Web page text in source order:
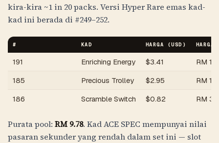
kira-kira ~1 in 20 packs. Versi Hyper Rare emas kad-
kad ini berada di #249–252.
# KAD HARGA (USD) HARGA
191 Enriching Energy $3.41 RM 14
185
Precious Trolley $2.95 RM 12
186
Scramble Switch $0.82 RM
Purata pool: RM 9.78. Kad ACE SPEC mempunyai nilai
pasaran sekunder yang rendah dalam set ini — slot